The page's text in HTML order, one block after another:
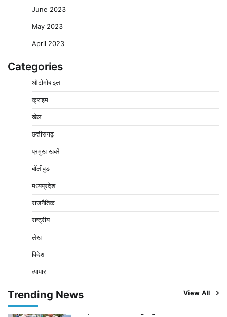
June 2023
May 2023
April 2023
Categories
ऑटोमोबाइल
क्राइम
खेल
छत्तीसगढ़
प्रमुख खबरें
बॉलीवुड
मध्यप्रदेश
राजनैतिक
राष्ट्रीय
लेख
विदेश
व्यापार
Trending News View All
साइबर ठगी, फर्जी सिम बेचने वाला आरोपी गिरफ्तार
Pavan Jat August 5, 2026 0
5 Pavan Jat